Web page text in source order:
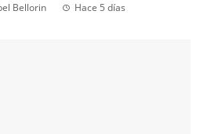
Bellorin Hace 5 días